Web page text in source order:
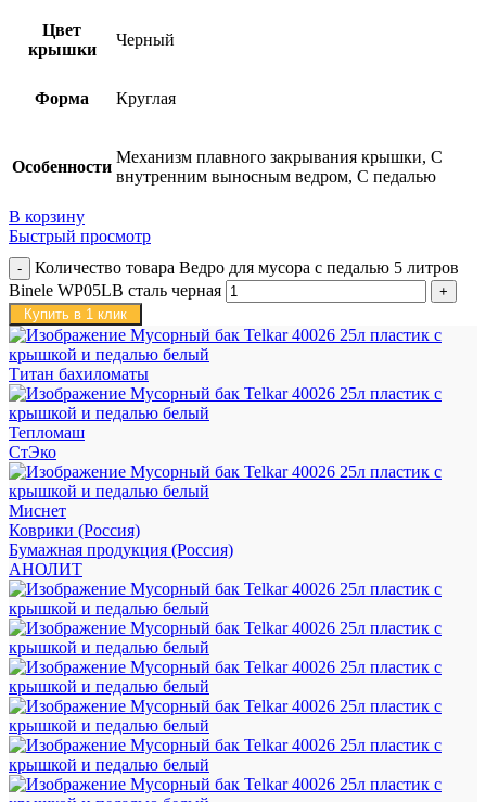
Цвет
крышки
Черный
Форма Круглая
Особенности
Механизм плавного закрывания крышки, С
внутренним выносным ведром, С педалью
В корзину
Быстрый просмотр
Количество товара Ведро для мусора с педалью 5 литров
Binele WP05LB сталь черная
Купить в 1 клик
Титан бахиломаты
Тепломаш
СтЭко
Миснет
Коврики (Россия)
Бумажная продукция (Россия)
АНОЛИТ